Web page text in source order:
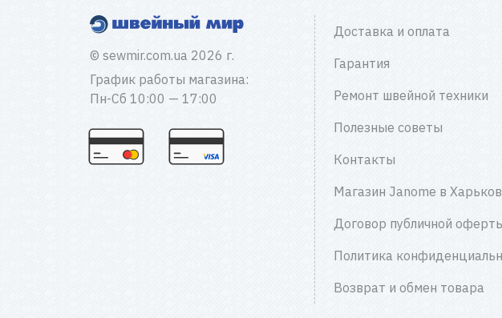
© sewmir.com.ua 2026 г.
График работы магазина:
Пн-Сб 10:00 — 17:00
Доставка и оплата
Гарантия
Ремонт швейной техники
Полезные советы
Контакты
Магазин Janome в
Договор публичной
Политика
Возврат и обмен товара